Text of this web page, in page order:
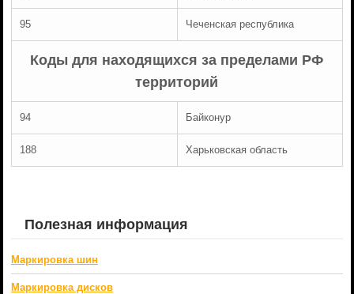
95 Чеченская республика
Коды для находящихся за пределами РФ
территорий
94 Байконур
188 Харьковская область
Полезная информация
Маркировка шин
Маркировка дисков